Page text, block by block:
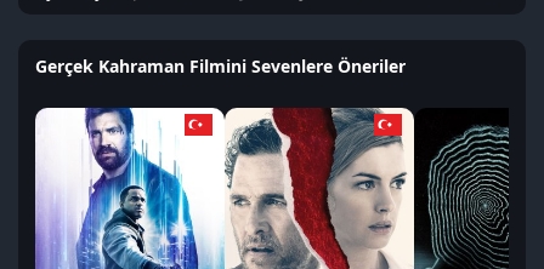
Gerçek Kahraman Filmini Sevenlere Öneriler